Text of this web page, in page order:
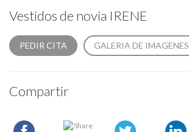
Vestidos de novia IRENE
PEDIR CITA GALERIA DE IMAGENES
Compartir